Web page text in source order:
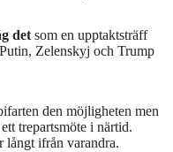
det som en upptaktsträff
Zelenskyj och Trump
den möjligheten men
trepartsmöte i närtid.
långt ifrån varandra.